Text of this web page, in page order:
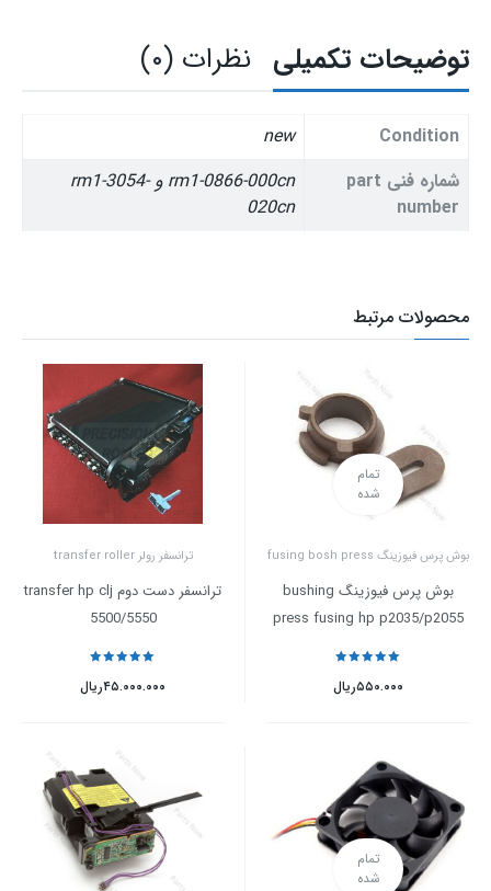
توضیحات تکمیلی نظرات (۰)
Condition
new
شماره فنی part
number
rm1-0866-000cn و rm1-3054-
020cn
محصولات مرتبط
تمام
شده
بوش پرس فیوزینگ fusing bosh press
بوش پرس فیوزینگ bushing
press fusing hp p2035/p2055
ریال۵۵۰.۰۰۰
ترانسفر رولر transfer roller
ترانسفر دست دوم transfer hp clj
5500/5550
ریال۴۵.۰۰۰.۰۰۰
تمام
شده